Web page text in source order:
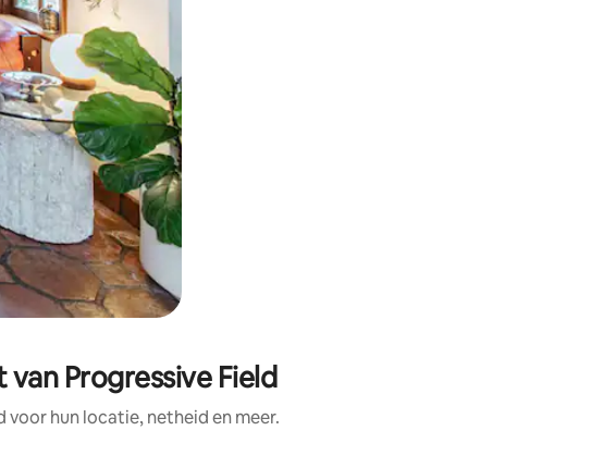
Progressive Field
hun locatie, netheid en meer.